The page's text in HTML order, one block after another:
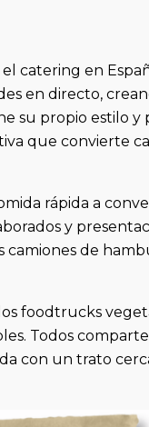
catering en
en directo,
su propio estilo y
que convierte
rápida a
y
de
foodtrucks
Todos
con un trato